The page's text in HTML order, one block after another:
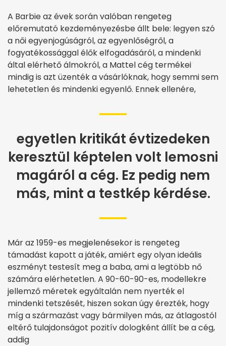
A Barbie az évek során valóban rengeteg
előremutató kezdeményezésbe állt bele: legyen szó
a női egyenjogúságról, az egyenlőségről, a
fogyatékossággal élők elfogadásáról, a mindenki
által elérhető álmokról, a Mattel cég termékei
mindig is azt üzenték a vásárlóknak, hogy semmi sem
lehetetlen és mindenki egyenlő. Ennek ellenére,
egyetlen kritikát évtizedeken
keresztül képtelen volt lemosni
magáról a cég. Ez pedig nem
más, mint a testkép kérdése.
Már az 1959-es megjelenésekor is rengeteg
támadást kapott a játék, amiért egy olyan ideális
eszményt testesít meg a baba, ami a legtöbb nő
számára elérhetetlen. A 90-60-90-es, modellekre
jellemző méretek egyáltalán nem nyerték el
mindenki tetszését, hiszen sokan úgy érezték, hogy
míg a származást vagy bármilyen más, az átlagostól
eltérő tulajdonságot pozitív dologként állít be a cég,
addig